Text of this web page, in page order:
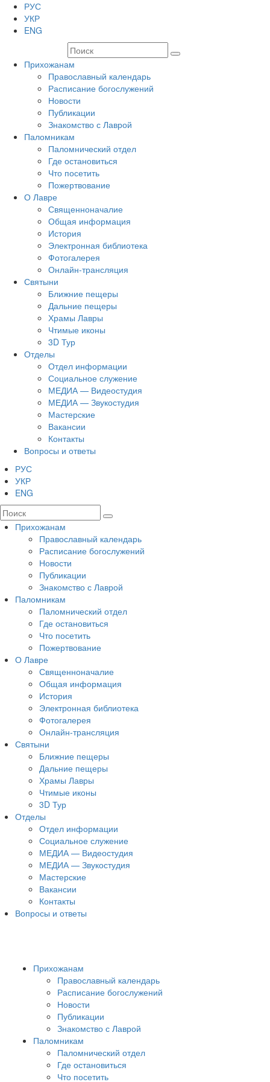
РУС
УКР
ENG
Прихожанам
Православный календарь
Расписание богослужений
Новости
Публикации
Знакомство с Лаврой
Паломникам
Паломнический отдел
Где остановиться
Что посетить
Пожертвование
О Лавре
Священноначалие
Общая информация
История
Электронная библиотека
Фотогалерея
Онлайн-трансляция
Святыни
Ближние пещеры
Дальние пещеры
Храмы Лавры
Чтимые иконы
3D Тур
Отделы
Отдел информации
Социальное служение
МЕДИА — Видеостудия
МЕДИА — Звукостудия
Мастерские
Вакансии
Контакты
Вопросы и ответы
РУС
УКР
ENG
Прихожанам
Православный календарь
Расписание богослужений
Новости
Публикации
Знакомство с Лаврой
Паломникам
Паломнический отдел
Где остановиться
Что посетить
Пожертвование
О Лавре
Священноначалие
Общая информация
История
Электронная библиотека
Фотогалерея
Онлайн-трансляция
Святыни
Ближние пещеры
Дальние пещеры
Храмы Лавры
Чтимые иконы
3D Тур
Отделы
Отдел информации
Социальное служение
МЕДИА — Видеостудия
МЕДИА — Звукостудия
Мастерские
Вакансии
Контакты
Вопросы и ответы
Прихожанам
Православный календарь
Расписание богослужений
Новости
Публикации
Знакомство с Лаврой
Паломникам
Паломнический отдел
Где остановиться
Что посетить